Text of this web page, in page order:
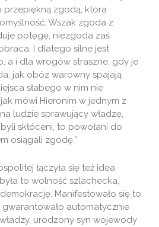
przepiękną zgodą, która
Wszak zgoda z
potęgę, niezgoda zaś
I dlatego silne jest
a i dla wrogów straszne, gdy je
jak obóz warowny spajają
słabego w nim nie
mówi Hieronim w jednym z
ludzie sprawujący władzę,
skłóceni, to powołani do
osiągali zgodę.”
łączyła się też idea
to wolność szlachecka,
Manifestowało się to
automatycznie
urodzony syn wojewody